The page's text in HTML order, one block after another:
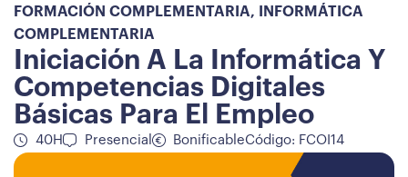
FORMACIÓN COMPLEMENTARIA,
INFORMÁTICA
COMPLEMENTARIA
Iniciación A La Informática Y
Competencias Digitales
Básicas Para El Empleo
40H Presencial BonificableCódigo: FCOI14